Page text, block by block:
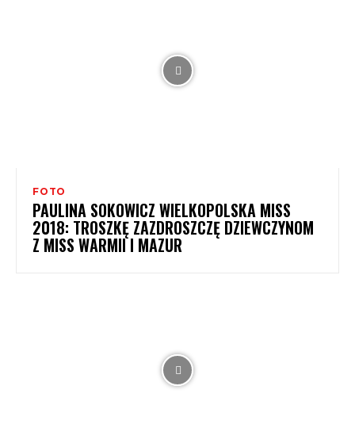
FOTO
PAULINA SOKOWICZ WIELKOPOLSKA MISS
2018: TROSZKĘ ZAZDROSZCZĘ DZIEWCZYNOM
Z MISS WARMII I MAZUR